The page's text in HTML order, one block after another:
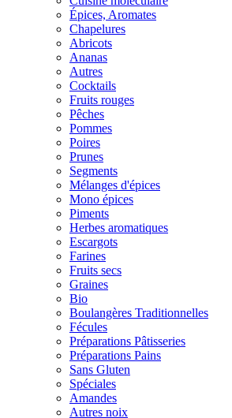
Épices, Aromates
Chapelures
Abricots
Ananas
Autres
Cocktails
Fruits rouges
Pêches
Pommes
Poires
Prunes
Segments
Mélanges d'épices
Mono épices
Piments
Herbes aromatiques
Escargots
Farines
Fruits secs
Graines
Bio
Boulangères Traditionnelles
Fécules
Préparations Pâtisseries
Préparations Pains
Sans Gluten
Spéciales
Amandes
Autres noix